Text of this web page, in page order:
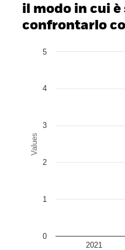
il modo in cui
confrontarlo
Chart
Bar chart with 2 data
Values
2021
0
1
2
3
4
5